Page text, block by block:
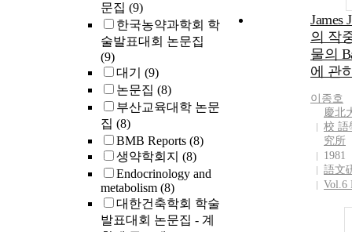
문집 (9)
한국농약과학회 학
술발표대회 논문집
(9)
대기 (9)
논문집 (8)
부산교육대학 논문
집 (8)
BMB Reports (8)
생약학회지 (8)
Endocrinology and
metabolism (8)
대한건축학회 학술
발표대회 논문집 - 계
James
의 작
물의
에 관
이종호
慶北
校 語
究所
1981
語文
Vol.6